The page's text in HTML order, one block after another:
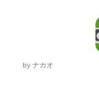
ー
シ
by ナカオ